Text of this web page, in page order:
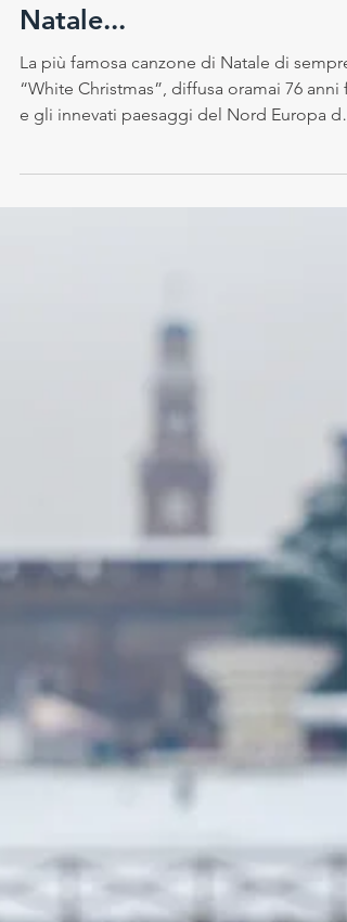
Alla ricerca del bianco
Natale...
La più famosa canzone di Natale di sempre